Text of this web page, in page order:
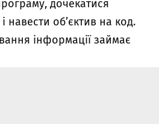
дочекатися
навести об’єктив на код.
інформації займає